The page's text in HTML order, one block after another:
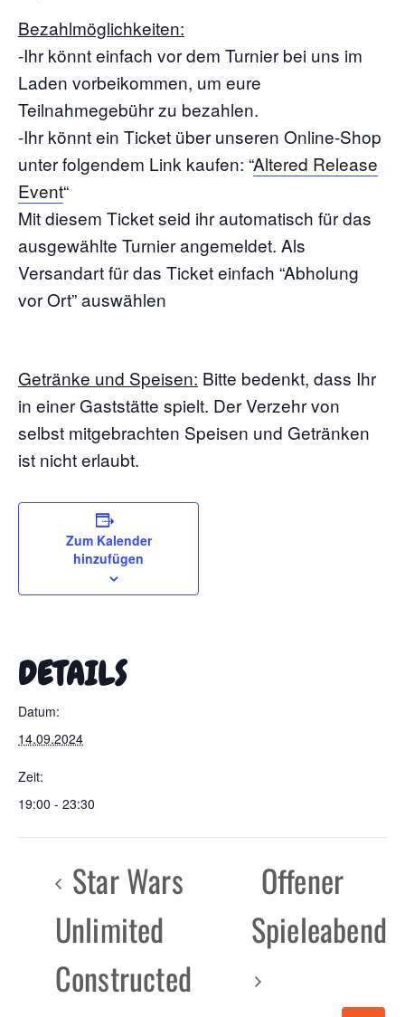
Bezahlmöglichkeiten:
-Ihr könnt einfach vor dem Turnier bei uns im
Laden vorbeikommen, um eure
Teilnahmegebühr zu bezahlen.
-Ihr könnt ein Ticket über unseren Online-Shop
unter folgendem Link kaufen: “Altered Release
Event“
Mit diesem Ticket seid ihr automatisch für das
ausgewählte Turnier angemeldet. Als
Versandart für das Ticket einfach “Abholung
vor Ort” auswählen
Getränke und Speisen: Bitte bedenkt, dass Ihr
in einer Gaststätte spielt. Der Verzehr von
selbst mitgebrachten Speisen und Getränken
ist nicht erlaubt.
Zum Kalender
hinzufügen
DETAILS
Datum:
14.09.2024
Zeit:
19:00 - 23:30
Star Wars
Unlimited
Constructed
Offener
Spieleabend